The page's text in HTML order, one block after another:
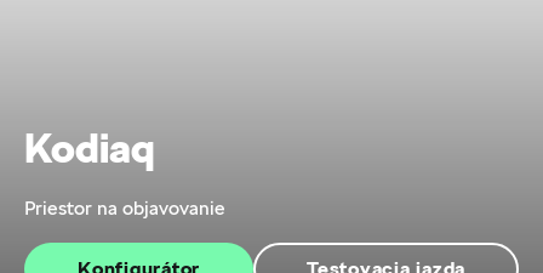
Kodiaq
Priestor na objavovanie